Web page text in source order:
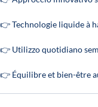
👉 Technologie liquide à
👉 Utilizzo quotidiano
👉 Équilibre et bien-être